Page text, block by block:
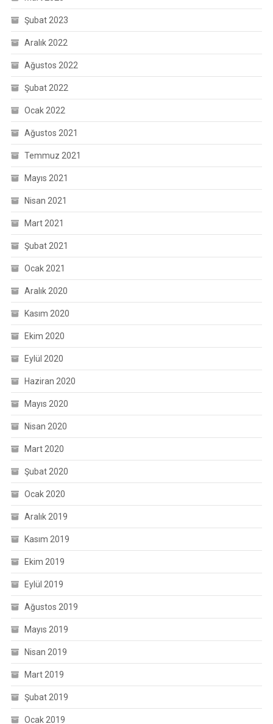
Şubat 2023
Aralık 2022
Ağustos 2022
Şubat 2022
Ocak 2022
Ağustos 2021
Temmuz 2021
Mayıs 2021
Nisan 2021
Mart 2021
Şubat 2021
Ocak 2021
Aralık 2020
Kasım 2020
Ekim 2020
Eylül 2020
Haziran 2020
Mayıs 2020
Nisan 2020
Mart 2020
Şubat 2020
Ocak 2020
Aralık 2019
Kasım 2019
Ekim 2019
Eylül 2019
Ağustos 2019
Mayıs 2019
Nisan 2019
Mart 2019
Şubat 2019
Ocak 2019